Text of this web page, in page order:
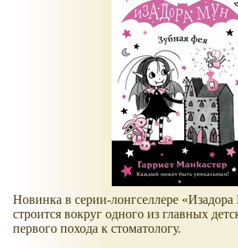
Новинка в серии-лонгселлере
строится вокруг одного из главных
первого похода к стоматологу.